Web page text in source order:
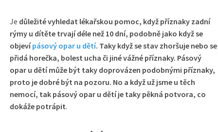
Je důležité vyhledat lékařskou pomoc, když příznaky zadní
rýmy u dítěte trvají déle než 10 dní, podobně jako když se
objevípásový opar u dětí. Taky když se stav zhoršuje nebo se
přidá horečka, bolest ucha či jiné vážné příznaky. Pásový
opar u dětí může být taky doprovázen podobnými příznaky,
proto je dobré být na pozoru. No a když už jsme u těch
nemocí, tak pásový opar u dětí je taky pěkná potvora, co
dokáže potrápit.